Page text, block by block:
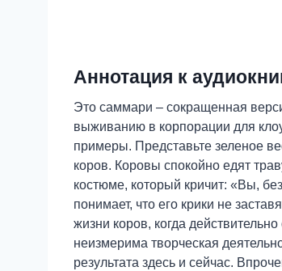
Аннотация к
Это саммари – сокращенная
выживанию в корпорации для
примеры. Представьте зеленое
коров. Коровы спокойно едят
костюме, который кричит: «Вы,
понимает, что его крики не
жизни коров, когда
неизмерима творческая
результата здесь и сейчас.